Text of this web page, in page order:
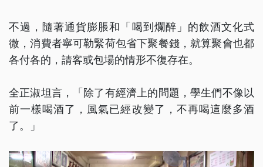
不過，隨著通貨膨脹和「喝到爛醉」的飲酒文化式
微，消費者寧可勒緊荷包省下聚餐錢，就算聚會也都
各付各的，請客或包場的情形不復存在。
全正淑坦言，「除了有經濟上的問題，學生們不像以
前一樣喝酒了，風氣已經改變了，不再喝這麼多酒
了。」